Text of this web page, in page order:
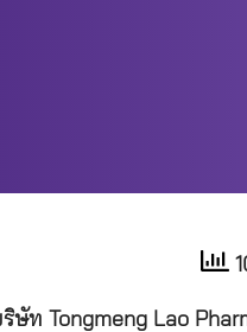
ษัท Tongmeng Lao